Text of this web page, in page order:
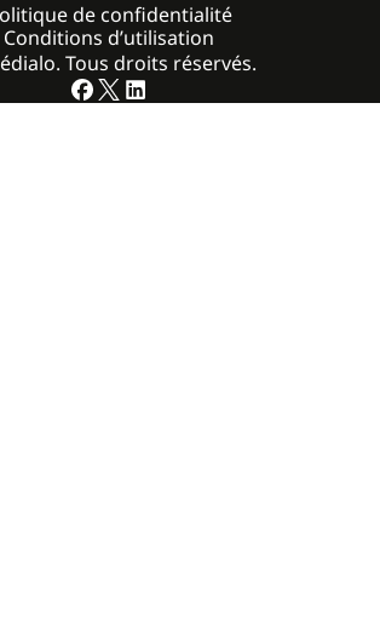
Tous droits réservés.
de confidentialité
Conditions d’utilisation